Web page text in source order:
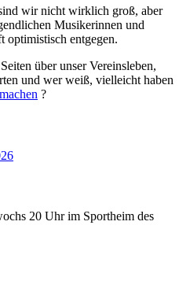
wir nicht wirklich groß, aber
Musikerinnen und
optimistisch entgegen.
über unser Vereinsleben,
und wer weiß, vielleicht haben
?
20 Uhr im Sportheim des